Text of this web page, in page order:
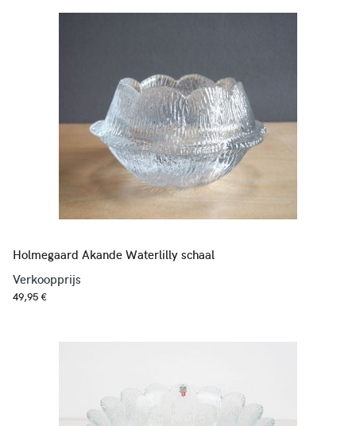
Holmegaard Akande Waterlilly schaal
Verkoopprijs
49,95 €